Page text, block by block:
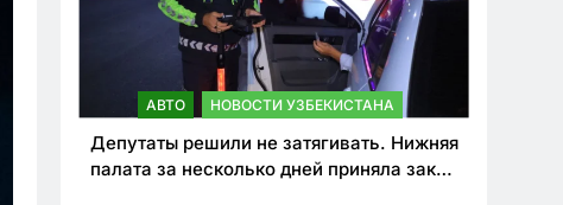
АВТО НОВОСТИ УЗБЕКИСТАНА
Депутаты решили не затягивать. Нижняя
палата за несколько дней приняла закон